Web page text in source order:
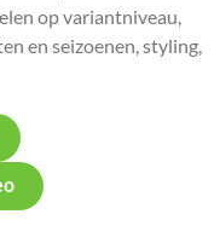
op variantniveau,
en seizoenen, styling,